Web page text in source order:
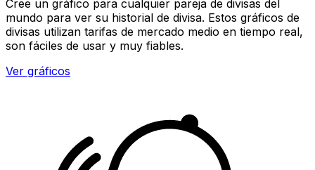
Cree un gráfico para cualquier pareja de divisas del
mundo para ver su historial de divisa. Estos gráficos de
divisas utilizan tarifas de mercado medio en tiempo real,
son fáciles de usar y muy fiables.
Ver gráficos